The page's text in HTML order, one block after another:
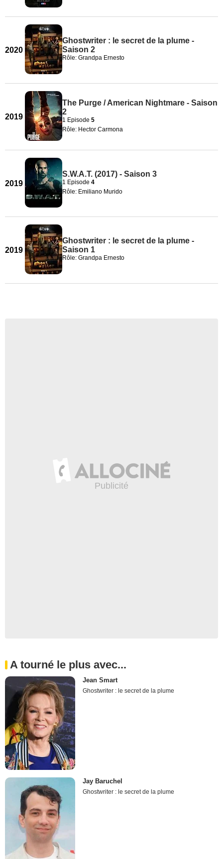
2020
Ghostwriter : le secret de la plume -
Saison 2
Rôle: Grandpa Ernesto
2019
The Purge / American Nightmare - Saison
2
1 Episode 5
Rôle: Hector Carmona
2019
S.W.A.T. (2017) - Saison 3
1 Episode 4
Rôle: Emiliano Murido
2019
Ghostwriter : le secret de la plume -
Saison 1
Rôle: Grandpa Ernesto
A tourné le plus avec...
Jean Smart
Ghostwriter : le secret de la plume
Jay Baruchel
Ghostwriter : le secret de la plume